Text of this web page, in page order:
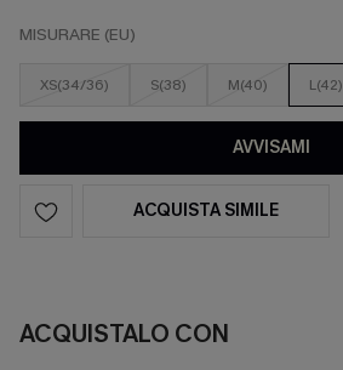
MISURARE (EU)
XS(34/36) S(38) M(40) L(42)
AVVISAMI
ACQUISTA SIMILE
ACQUISTALO CON